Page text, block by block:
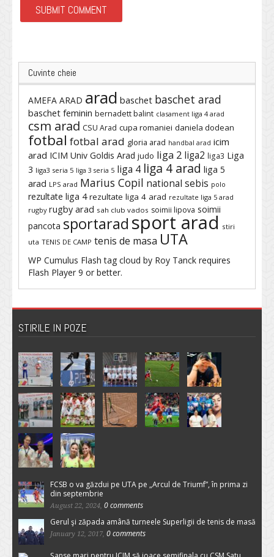
Cuvinte cheie
AMEFA ARAD arad baschet baschet arad
baschet feminin bernadett balint clasament liga 4 arad
csm arad CSU Arad cupa romaniei daniela dodean
fotbal fotbal arad gloria arad handbal arad icim
arad ICIM Univ Goldis Arad judo liga 2 liga2 liga3 Liga
3 liga3 seria 5 liga 3 seria 5 liga 4 liga 4 arad liga 5
arad LPS arad Marius Copil national sebis polo
rezultate liga 4 rezultate liga 4 arad rezultate liga 5 arad
rugby rugby arad sah club vados soimii lipova soimii
pancota sportarad sport arad stiri
uta TENIS DE CAMP tenis de masa UTA
WP Cumulus Flash tag cloud by Roy Tanck requires
Flash Player 9 or better.
STIRILE IN POZE
FCSB o va găzdui pe UTA pe „Arcul de Triumf”, în prima zi
din septembrie
August 22, 2024, 0 comments
Gerul şi zăpada amână turneele Superligii de tenis de masă
January 12, 2017, 0 comments